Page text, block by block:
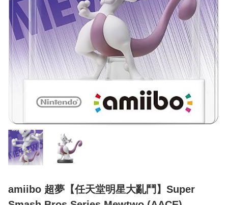
amiibo 超夢【任天堂明星大亂鬥】Super